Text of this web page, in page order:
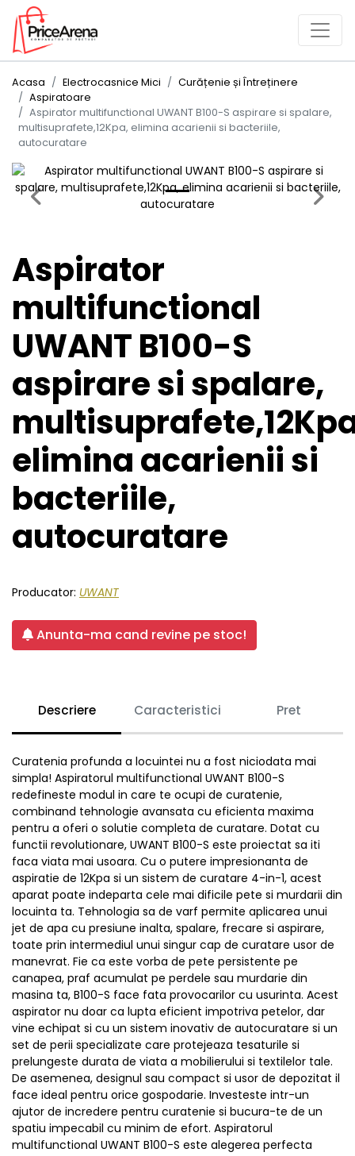
Acasa Electrocasnice Mici
Curățenie și Întreținere
Aspiratoare
Aspirator multifunctional UWANT B100-S aspirare si spalare,
multisuprafete,12Kpa, elimina acarienii si bacteriile,
autocuratare
Previous Next
Aspirator
multifunctional
UWANT B100-S
aspirare si spalare,
elimina acarienii si
bacteriile,
autocuratare
Producator: UWANT
Anunta-ma cand revine pe stoc!
Descriere Caracteristici Pret
Curatenia profunda a locuintei nu a fost niciodata mai
simpla! Aspiratorul multifunctional UWANT B100-S
redefineste modul in care te ocupi de curatenie,
combinand tehnologie avansata cu eficienta maxima
pentru a oferi o solutie completa de curatare. Dotat cu
functii revolutionare, UWANT B100-S este proiectat sa iti
faca viata mai usoara. Cu o putere impresionanta de
aspiratie de 12Kpa si un sistem de curatare 4-in-1, acest
aparat poate indeparta cele mai dificile pete si murdarii din
locuinta ta. Tehnologia sa de varf permite aplicarea unui
jet de apa cu presiune inalta, spalare, frecare si aspirare,
toate prin intermediul unui singur cap de curatare usor de
manevrat. Fie ca este vorba de pete persistente pe
canapea, praf acumulat pe perdele sau murdarie din
masina ta, B100-S face fata provocarilor cu usurinta. Acest
aspirator nu doar ca lupta eficient impotriva petelor, dar
vine echipat si cu un sistem inovativ de autocuratare si un
set de perii specializate care protejeaza tesaturile si
prelungeste durata de viata a mobilierului si textilelor tale.
De asemenea, designul sau compact si usor de depozitat il
face ideal pentru orice gospodarie. Investeste intr-un
ajutor de incredere pentru curatenie si bucura-te de un
spatiu impecabil cu minim de efort. Aspiratorul
multifunctional UWANT B100-S este alegerea perfecta